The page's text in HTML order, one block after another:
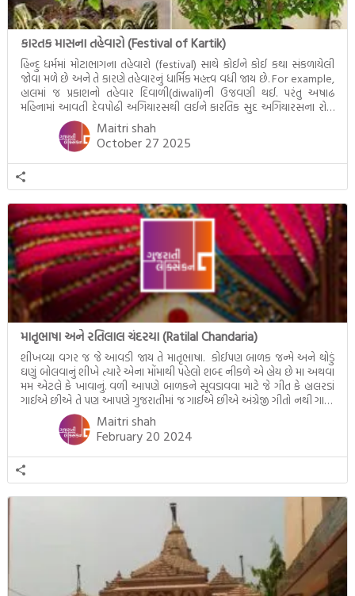
કારતક માસના તહેવારો (Festival of Kartik)
હિન્દુ ધર્મમાં મોટાભાગના તહેવારો (festival) સાથે કોઈને કોઈ કથા સંકળાયેલી
જોવા મળે છે અને તે કારણે તહેવારનું ધાર્મિક મહત્ત્વ વધી જાય છે. For example,
હાલમાં જ પ્રકાશનો તહેવાર દિવાળી(diwali)ની ઉજવણી થઈ. પરંતુ અષાઢ
મહિનામાં આવતી દેવપોઢી અગિયારસથી લઈને કારતિક સુદ અગિયારસના રોજ
આવતી દેવ ઊઠી અગિયારસ વચ્ચે મોટેભાગે યજ્ઞોપવીત સંસ્કાર, લગ્ન,
દીક્ષાગ્રહણ, યજ્ઞ, ગૃહપ્રવેશ જેવા […]
Maitri shah
October 27 2025
માતૃભાષા અને રતિલાલ ચંદરયા (Ratilal Chandaria)
શીખવ્યા વગર જ જે આવડી જાય તે માતૃભાષા. કોઈપણ બાળક જન્મે અને થોડું
ઘણું બોલવાનું શીખે ત્યારે એના મોંમાથી પહેલો શબ્દ નીકળે એ હોય છે મા અથવા
મમ એટલે કે ખાવાનું. વળી આપણે બાળકને સૂવડાવવા માટે જે ગીત કે હાલરડાં
ગાઈએ છીએ તે પણ આપણે ગુજરાતીમાં જ ગાઈએ છીએ અંગ્રેજી ગીતો નથી ગાતા.
આમ બાળકને […]
Maitri shah
February 20 2024